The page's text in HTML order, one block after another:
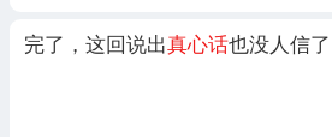
完了，这回说出真心话也没人信了